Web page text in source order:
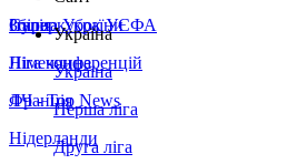
Збірна України
Італія
Німеччина
Франція
Нідерланди
Суперкубок УЄФА
Ліга конференцій
ЛЧ - Top News
Україна
Україна
Перша ліга
Друга ліга